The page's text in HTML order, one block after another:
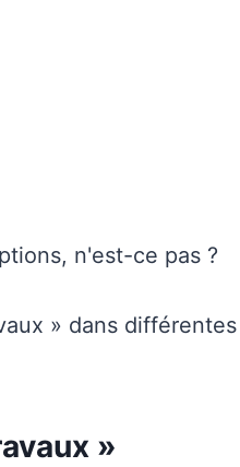
n'est-ce pas ?
» dans différentes
»